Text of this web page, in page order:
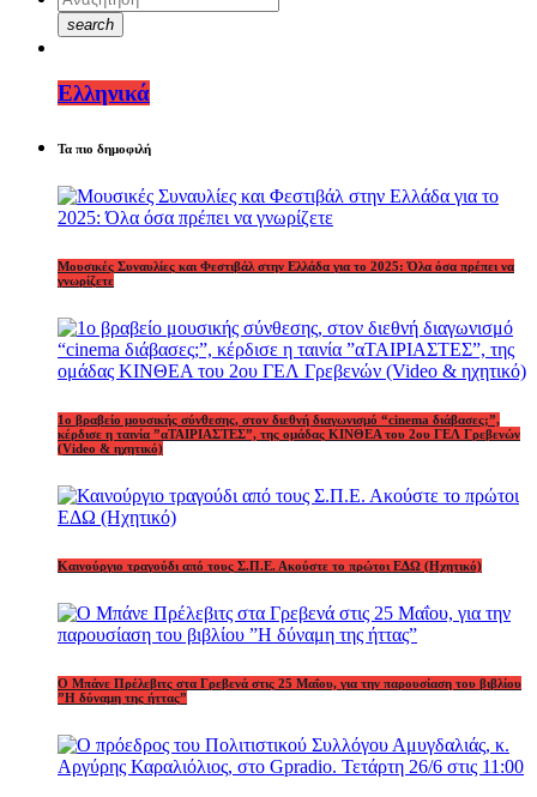
search
Ελληνικά
Τα πιο δημοφιλή
Μουσικές Συναυλίες και Φεστιβάλ στην Ελλάδα για το 2025: Όλα όσα πρέπει να
γνωρίζετε
1o βραβείο μουσικής σύνθεσης, στον διεθνή διαγωνισμό “cinema διάβασες;”,
κέρδισε η ταινία ”αΤΑΙΡΙΑΣΤΕΣ”, της ομάδας ΚΙΝΘΕΑ του 2ου ΓΕΛ Γρεβενών
(Video & ηχητικό)
Καινούργιο τραγούδι από τους Σ.Π.Ε. Ακούστε το πρώτοι ΕΔΩ (Ηχητικό)
Ο Μπάνε Πρέλεβιτς στα Γρεβενά στις 25 Μαΐου, για την παρουσίαση του βιβλίου
”Η δύναμη της ήττας”